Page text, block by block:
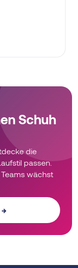
Schuh
die
passen.
wächst
→